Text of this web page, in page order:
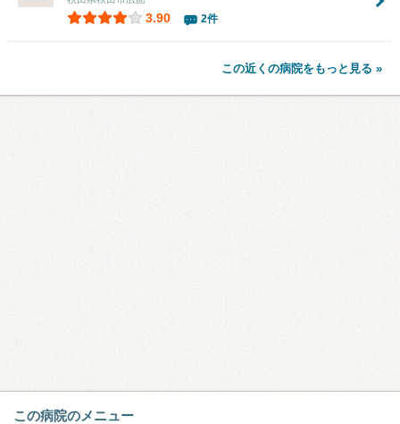
3.90 2件
この近くの病院をもっと見る »
この病院のメニュー